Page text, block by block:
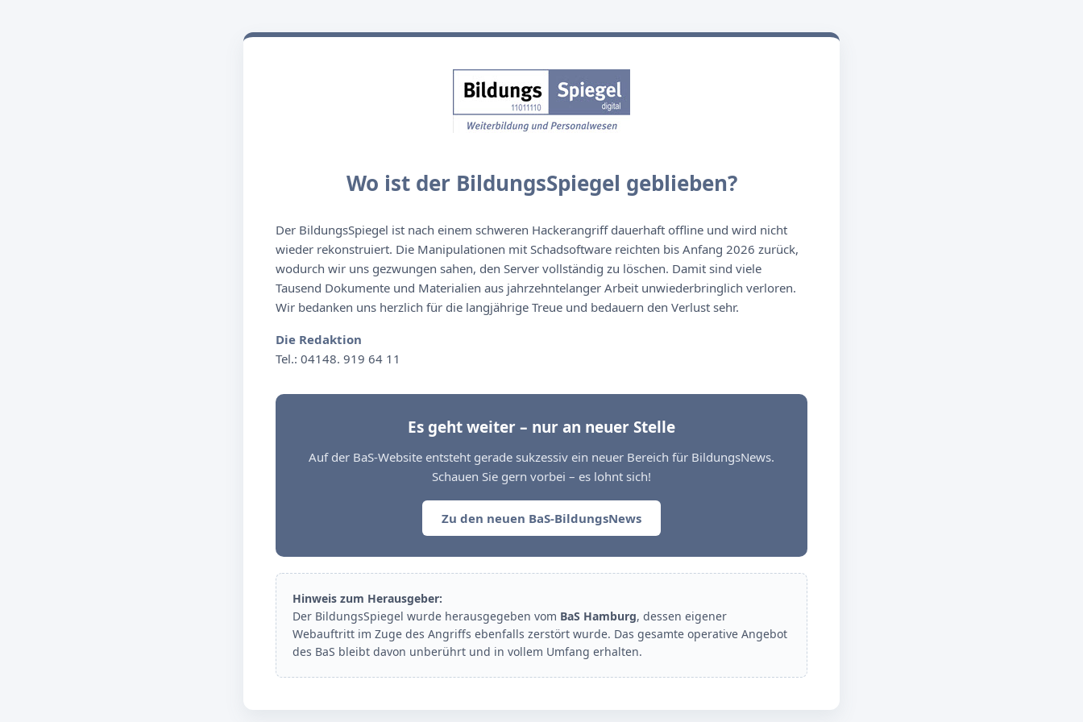
Wo ist der BildungsSpiegel geblieben?
Der BildungsSpiegel ist nach einem schweren Hackerangriff dauerhaft offline und wird nicht
wieder rekonstruiert. Die Manipulationen mit Schadsoftware reichten bis Anfang 2026 zurück,
wodurch wir uns gezwungen sahen, den Server vollständig zu löschen. Damit sind viele
Tausend Dokumente und Materialien aus jahrzehntelanger Arbeit unwiederbringlich verloren.
Wir bedanken uns herzlich für die langjährige Treue und bedauern den Verlust sehr.
Die Redaktion
Tel.: 04148. 919 64 11
Es geht weiter – nur an neuer Stelle
Auf der BaS-Website entsteht gerade sukzessiv ein neuer Bereich für BildungsNews.
Schauen Sie gern vorbei – es lohnt sich!
Zu den neuen BaS-BildungsNews
Hinweis zum Herausgeber:
Der BildungsSpiegel wurde herausgegeben vom BaS Hamburg, dessen eigener
Webauftritt im Zuge des Angriffs ebenfalls zerstört wurde. Das gesamte operative Angebot
des BaS bleibt davon unberührt und in vollem Umfang erhalten.